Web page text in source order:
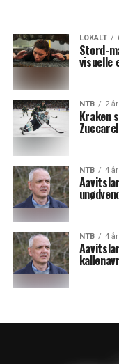
LOKALT
Stord-
visuelle
NTB 2
Kraken
NTB 4
NTB 4